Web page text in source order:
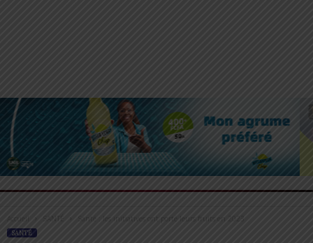
Accueil SANTÉ Santé : les initiatives ont porté leurs fruits en 2023
SANTÉ